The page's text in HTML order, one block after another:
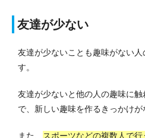
友達が少ない
友達が少ないことも趣味がない
す。
友達が少ないと他の人の趣味に
で、新しい趣味を作るきっかけが
また、 スポーツなどの複数人で